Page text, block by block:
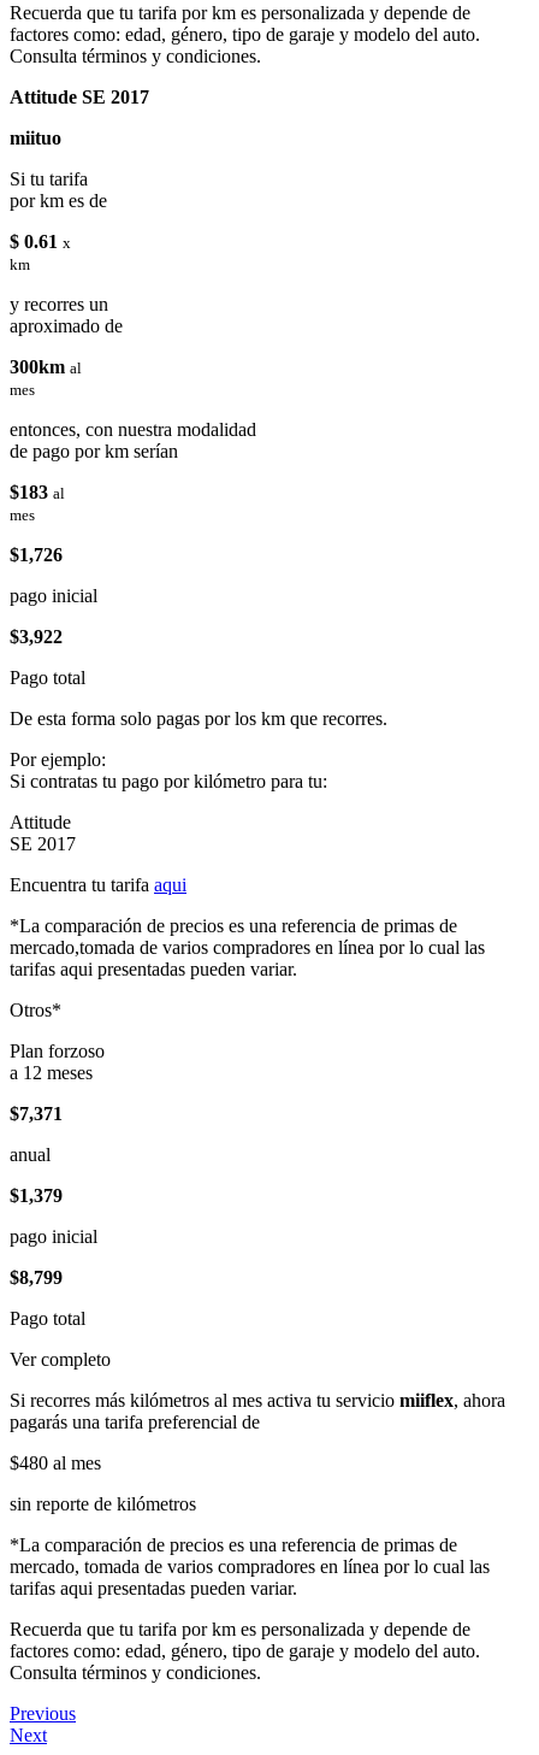
Recuerda que tu tarifa por km es personalizada y depende de
factores como: edad, género, tipo de garaje y modelo del auto.
Consulta términos y condiciones.
Attitude SE 2017
miituo
Si tu tarifa
por km es de
$ 0.61 x
km
y recorres un
aproximado de
300km al
mes
entonces, con nuestra modalidad
de pago por km serían
$183 al
mes
$1,726
pago inicial
$3,922
Pago total
De esta forma solo pagas por los km que recorres.
Por ejemplo:
Si contratas tu pago por kilómetro para tu:
Attitude
SE 2017
Encuentra tu tarifa aqui
*La comparación de precios es una referencia de primas de
mercado,tomada de varios compradores en línea por lo cual las
tarifas aqui presentadas pueden variar.
Otros*
Plan forzoso
a 12 meses
$7,371
anual
$1,379
pago inicial
$8,799
Pago total
Ver completo
Si recorres más kilómetros al mes activa tu servicio miiflex, ahora
pagarás una tarifa preferencial de
$480 al mes
sin reporte de kilómetros
*La comparación de precios es una referencia de primas de
mercado, tomada de varios compradores en línea por lo cual las
tarifas aqui presentadas pueden variar.
Recuerda que tu tarifa por km es personalizada y depende de
factores como: edad, género, tipo de garaje y modelo del auto.
Consulta términos y condiciones.
Previous
Next